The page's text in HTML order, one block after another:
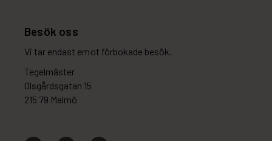
Besök oss
Vi tar endast emot förbokade besök.
Tegelmäster
Olsgårdsgatan 15
215 79 Malmö